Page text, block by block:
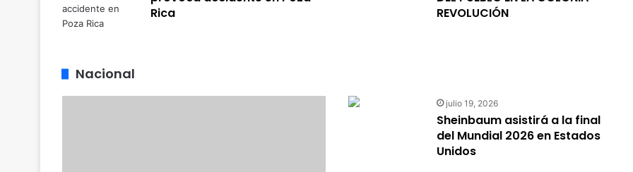
Rica
REVOLUCIÓN
Nacional
julio 19, 2026
Sheinbaum asistirá a la final
del Mundial 2026 en Estados
Unidos